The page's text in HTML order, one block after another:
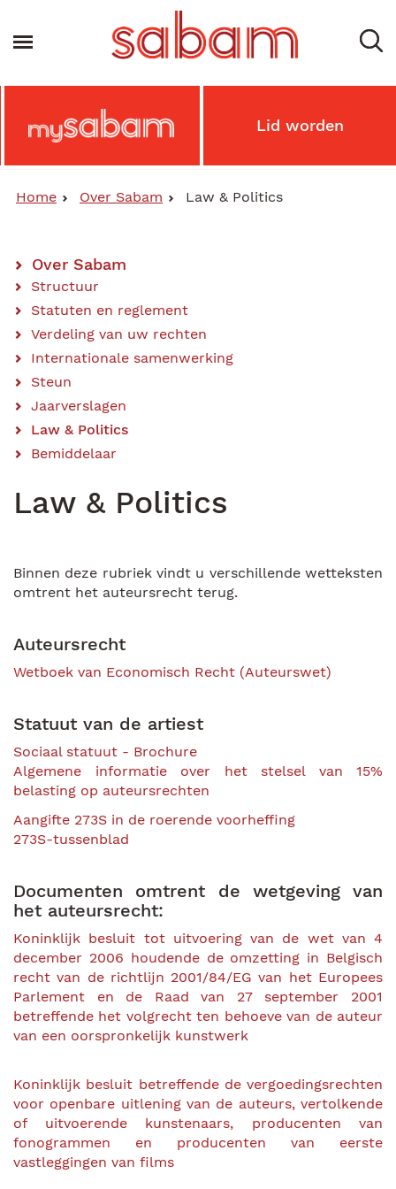
naar
inhoud
Main
Secondary
Menu
MySabam Lid worden
Navigatie wisselen
Home Over Sabam Law & Politics
Main
Content
Menu
Over Sabam
Structuur
Statuten en reglement
Verdeling van uw rechten
Internationale samenwerking
Steun
Jaarverslagen
Law & Politics
Bemiddelaar
Law & Politics
Binnen deze rubriek vindt u verschillende wetteksten
omtrent het auteursrecht terug.
Auteursrecht
Wetboek van Economisch Recht (Auteurswet)
Statuut van de artiest
Sociaal statuut - Brochure
Algemene informatie over het stelsel van 15%
belasting op auteursrechten
Aangifte 273S in de roerende voorheffing
273S-tussenblad
Documenten omtrent de wetgeving van
het auteursrecht:
Koninklijk besluit tot uitvoering van de wet van 4
december 2006 houdende de omzetting in Belgisch
recht van de richtlijn 2001/84/EG van het Europees
Parlement en de Raad van 27 september 2001
betreffende het volgrecht ten behoeve van de auteur
van een oorspronkelijk kunstwerk
Koninklijk besluit betreffende de vergoedingsrechten
voor openbare uitlening van de auteurs, vertolkende
of uitvoerende kunstenaars, producenten van
fonogrammen en producenten van eerste
vastleggingen van films